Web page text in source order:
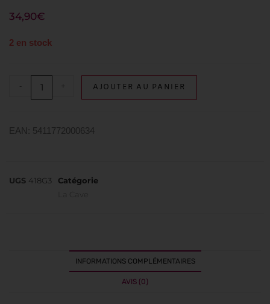
34,90€
2 en stock
- + AJOUTER AU PANIER
EAN: 5411772000634
UGS 418G3
Catégorie
La Cave
INFORMATIONS COMPLÉMENTAIRES
AVIS (0)